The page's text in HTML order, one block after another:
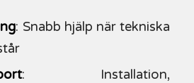
: Snabb hjälp när tekniska
: Installation,